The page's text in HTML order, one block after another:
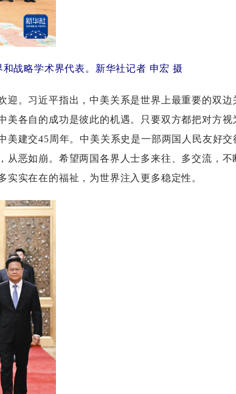
战略学术界代表。新华社记者申宏摄
。习近平指出，中美关系是世界上最重要的双边
美各自的成功是彼此的机遇。只要双方都把对方视
建交45周年。中美关系史是一部两国人民友好交
从恶如崩。希望两国各界人士多来往、多交流，不
实在在的福祉，为世界注入更多稳定性。